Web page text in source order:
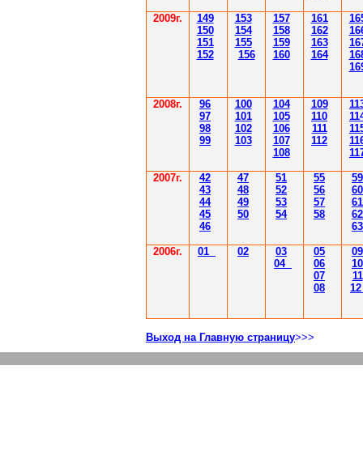
2009г.
149
150
151
152
153
154
155
156
157
158
159
160
161
162
163
164
2008г.
96
97
98
99
100
101
102
103
104
105
106
107
108
109
110
111
112
2007г.
42
43
44
45
46
47
48
49
50
51
52
53
54
55
56
57
58
59
60
61
62
63
2006г. 01 02
03
04
05
06
07
08
09
10
11
Выход на Главную страницу>>>